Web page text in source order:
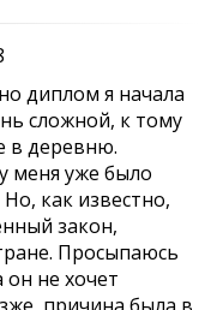
диплом я начала
сложной, к тому
в деревню.
меня уже было
как известно,
закон,
Просыпаюсь
не хочет